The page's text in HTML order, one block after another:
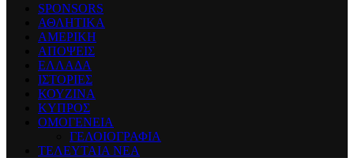
SPONSORS
ΑΘΛΗΤΙΚΑ
ΑΜΕΡΙΚΗ
ΑΠΟΨΕΙΣ
ΕΛΛΑΔΑ
ΙΣΤΟΡΙΕΣ
ΚΟΥΖΙΝΑ
ΚΥΠΡΟΣ
ΟΜΟΓΕΝΕΙΑ
ΓΕΛΟΙΟΓΡΑΦΙΑ
ΤΕΛΕΥΤΑΙΑ ΝΕΑ